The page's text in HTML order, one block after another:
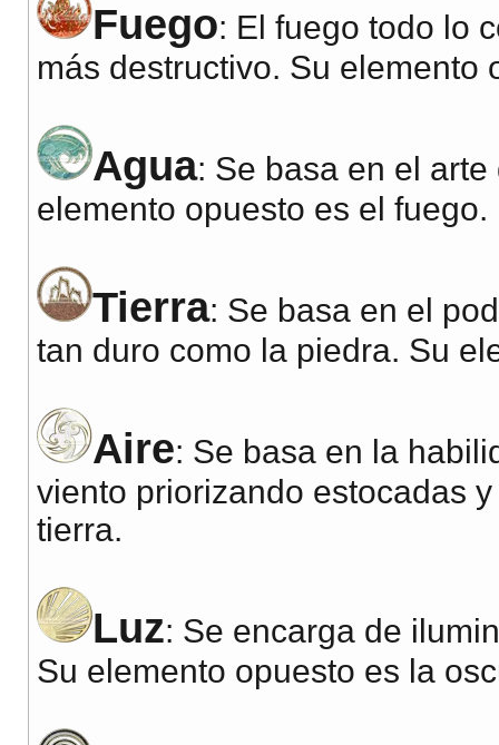
Fuego: El fuego todo lo
más destructivo. Su elemento
Agua: Se basa en el
elemento opuesto es el fuego.
Tierra: Se basa en el
tan duro como la piedra. Su
Aire: Se basa en la
viento priorizando estocadas
tierra.
Luz: Se encarga de
Su elemento opuesto es la